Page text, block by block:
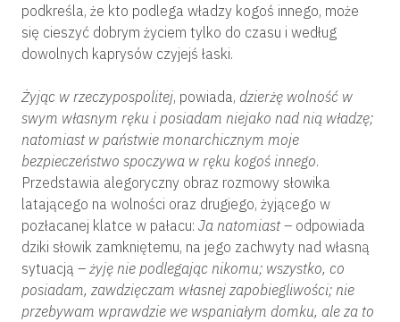
podkreśla, że kto podlega władzy kogoś innego, może
się cieszyć dobrym życiem tylko do czasu i według
dowolnych kaprysów czyjejś łaski.
Żyjąc w rzeczypospolitej, powiada, dzierżę wolność w
swym własnym ręku i posiadam niejako nad nią władzę;
natomiast w państwie monarchicznym moje
bezpieczeństwo spoczywa w ręku kogoś innego.
Przedstawia alegoryczny obraz rozmowy słowika
latającego na wolności oraz drugiego, żyjącego w
pozłacanej klatce w pałacu: Ja natomiast – odpowiada
dziki słowik zamkniętemu, na jego zachwyty nad własną
sytuacją – żyję nie podlegając nikomu; wszystko, co
posiadam, zawdzięczam własnej zapobiegliwości; nie
przebywam wprawdzie we wspaniałym domku, ale za to